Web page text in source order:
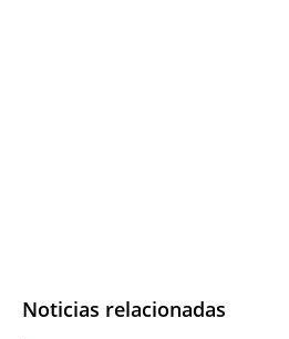
Noticias relacionadas